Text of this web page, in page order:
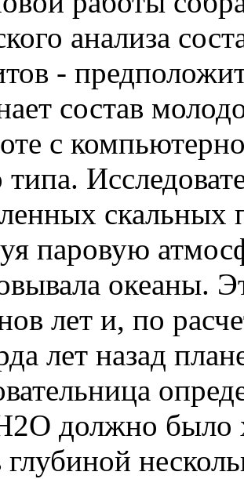
анализа
-
состав
с
типа.
скальных
паровую
океаны.
лет и, по
лет назад
должно было
глубиной